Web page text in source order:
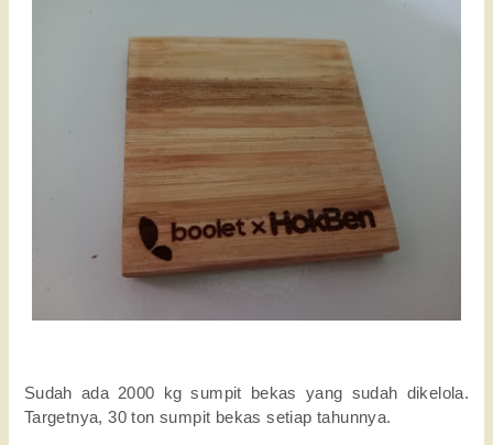
Sudah ada 2000 kg sumpit bekas yang sudah dikelola.
Targetnya, 30 ton sumpit bekas setiap tahunnya.